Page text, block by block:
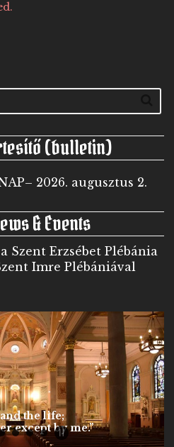
(bulletin)
2026. augusztus 2.
& Events
Szent Erzsébet Plébánia
Imre Plébániával
the life;
except by me.”